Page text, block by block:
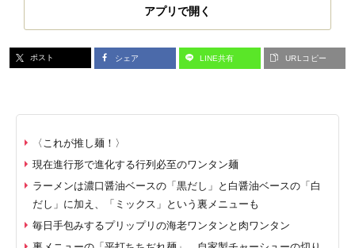
アプリで開く
ポスト シェア LINE共有 URLコピー
〈これが推し麺！〉
現在進行形で進化する行列必至のワンタン麺
ラーメンは濃口醤油ベースの「黒だし」と白醤油ベースの「白
だし」に加え、「ミックス」という裏メニューも
毎日手包みするプリップリの海老ワンタンと肉ワンタン